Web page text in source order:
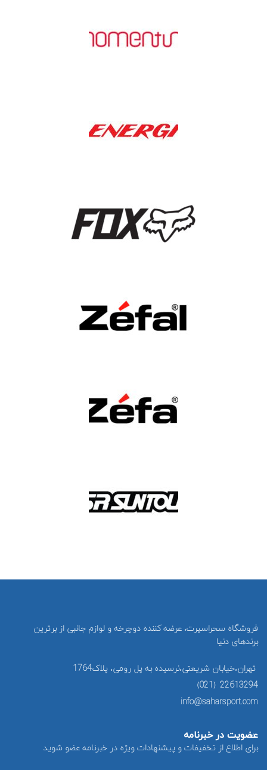
فروشگاه سحراسپرت، عرضه کننده دوچرخه و لوازم جانبی از برترین
برندهای دنیا
تهران،خیابان شریعتی،نرسیده به پل رومی، پلاک1764
22613294 (021)
info@saharsport.com
عضویت در خبرنامه
برای اطلاع از تخفیفات و پیشنهادات ویژه در خبرنامه عضو شوید